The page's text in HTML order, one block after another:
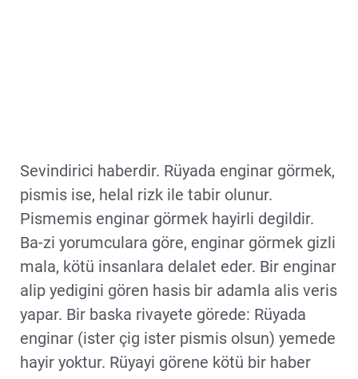
Sevindirici haberdir. Rüyada enginar görmek,
pismis ise, helal rizk ile tabir olunur.
Pismemis enginar görmek hayirli degildir.
Ba-zi yorumculara göre, enginar görmek gizli
mala, kötü insanlara delalet eder. Bir enginar
alip yedigini gören hasis bir adamla alis veris
yapar. Bir baska rivayete görede: Rüyada
enginar (ister çig ister pismis olsun) yemede
hayir yoktur. Rüyayi görene kötü bir haber